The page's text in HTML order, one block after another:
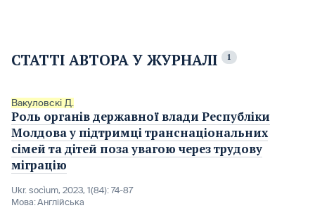
СТАТТІ АВТОРА У ЖУРНАЛІ 1
Вакуловскі Д.
Роль органів державної влади Республіки
Молдова у підтримці транснаціональних
сімей та дітей поза увагою через трудову
міграцію
Ukr. socìum, 2023, 1(84): 74-87
Мова:Англійська